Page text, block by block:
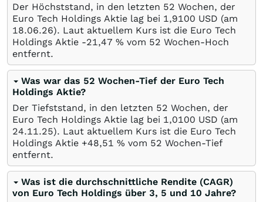
Der Höchststand, in den letzten 52 Wochen, der
Euro Tech Holdings Aktie lag bei 1,9100 USD (am
18.06.26). Laut aktuellem Kurs ist die Euro Tech
Holdings Aktie -21,47 % vom 52 Wochen-Hoch
entfernt.
Was war das 52 Wochen-Tief der Euro Tech
Holdings Aktie?
Der Tiefststand, in den letzten 52 Wochen, der
Euro Tech Holdings Aktie lag bei 1,0100 USD (am
24.11.25). Laut aktuellem Kurs ist die Euro Tech
Holdings Aktie +48,51 % vom 52 Wochen-Tief
entfernt.
Was ist die durchschnittliche Rendite (CAGR)
von Euro Tech Holdings über 3, 5 und 10 Jahre?